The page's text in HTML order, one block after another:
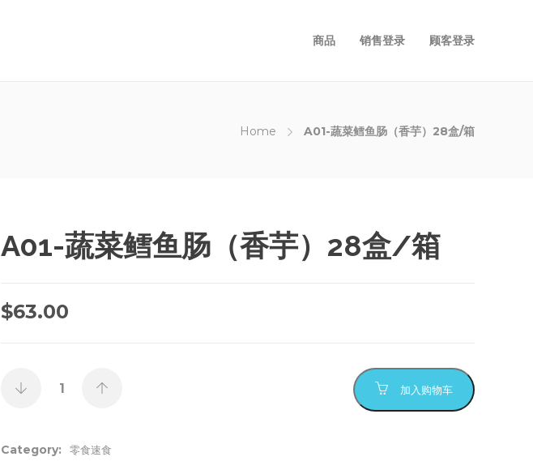
商品 销售登录 顾客登录
Home A01-蔬菜鳕鱼肠（香芋）28盒/箱
A01-蔬菜鳕鱼肠（香芋）28盒/箱
$63.00
加入购物车
Category: 零食速食